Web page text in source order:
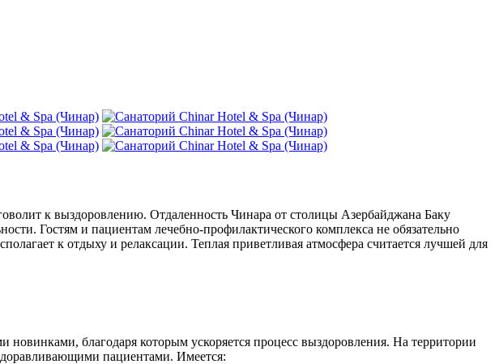
к выздоровлению. Отдаленность Чинара от столицы Азербайджана Баку
Гостям и пациентам лечебно-профилактического комплекса не обязательно
к отдыху и релаксации. Теплая приветливая атмосфера считается лучшей для
благодаря которым ускоряется процесс выздоровления. На территории
пациентами. Имеется: